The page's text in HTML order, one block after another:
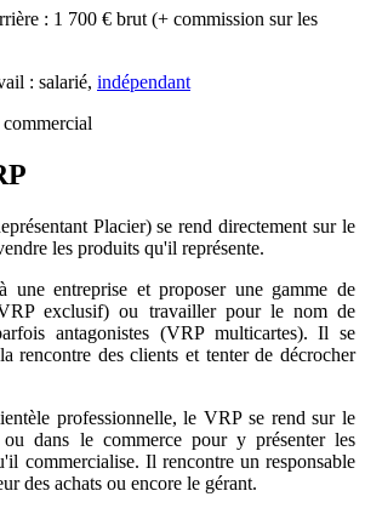
: 1 700 € brut (+ commission sur les
: salarié, indépendant
Placier) se rend directement sur le
les produits qu'il représente.
une entreprise et proposer une gamme de
exclusif) ou travailler pour le nom de
antagonistes (VRP multicartes). Il se
rencontre des clients et tenter de décrocher
professionnelle, le VRP se rend sur le
dans le commerce pour y présenter les
commercialise. Il rencontre un responsable
des achats ou encore le gérant.